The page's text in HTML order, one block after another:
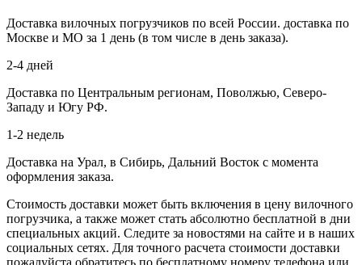
Доставка вилочных погрузчиков по всей России. доставка по
Москве и МО за 1 день (в том числе в день заказа).
2-4 дней
Доставка по Центральным регионам, Поволжью, Северо-
Западу и Югу РФ.
1-2 недель
Доставка на Урал, в Сибирь, Дальний Восток с момента
оформления заказа.
Стоимость доставки может быть включения в цену вилочного
погрузчика, а также может стать абсолютно бесплатной в дни
специальных акций. Следите за новостями на сайте и в наших
социальных сетях. Для точного расчета стоимости доставки
пожалуйста обратитесь по бесплатному номеру телефона или